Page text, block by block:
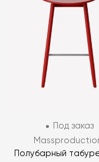
Под заказ
Полубарный